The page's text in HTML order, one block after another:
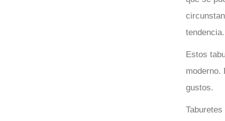
tendencia.
Estos
moderno.
gustos.